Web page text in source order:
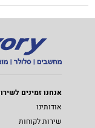
אנחנו זמינים
אודותינו
שירות לקוחות